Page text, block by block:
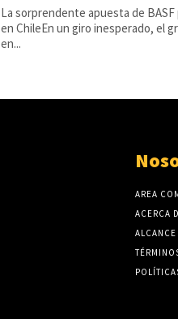
La sorprendente apuesta de
en ChileEn un giro inesperado, el
en...
AREA
ACERCA
ALCANCE